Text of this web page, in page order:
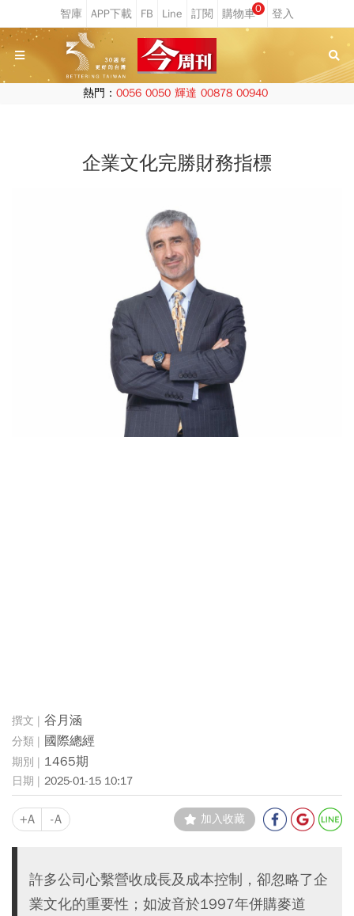
0
熱門： 0056 0050 輝達 00878 00940
企業文化完勝財務指標
谷月涵
國際總經
1465期
2025-01-15 10:17
+A -A 加入收藏
許多公司心繫營收成長及成本控制，卻忽略了企
業文化的重要性；如波音於1997年併購麥道